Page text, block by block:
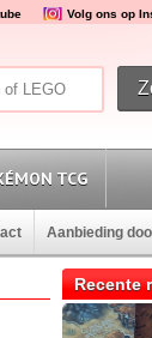
Volg ons op
TCG
Aanbieding
Recente